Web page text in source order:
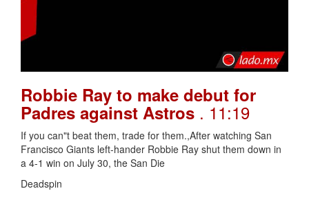
Robbie Ray to make debut for
Padres against Astros . 11:19
If you can"t beat them, trade for them.,After watching San
Francisco Giants left-hander Robbie Ray shut them down in
a 4-1 win on July 30, the San Die
Deadspin